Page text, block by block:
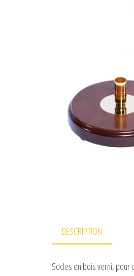
DESCRIPTION
Socles en bois verni, pour